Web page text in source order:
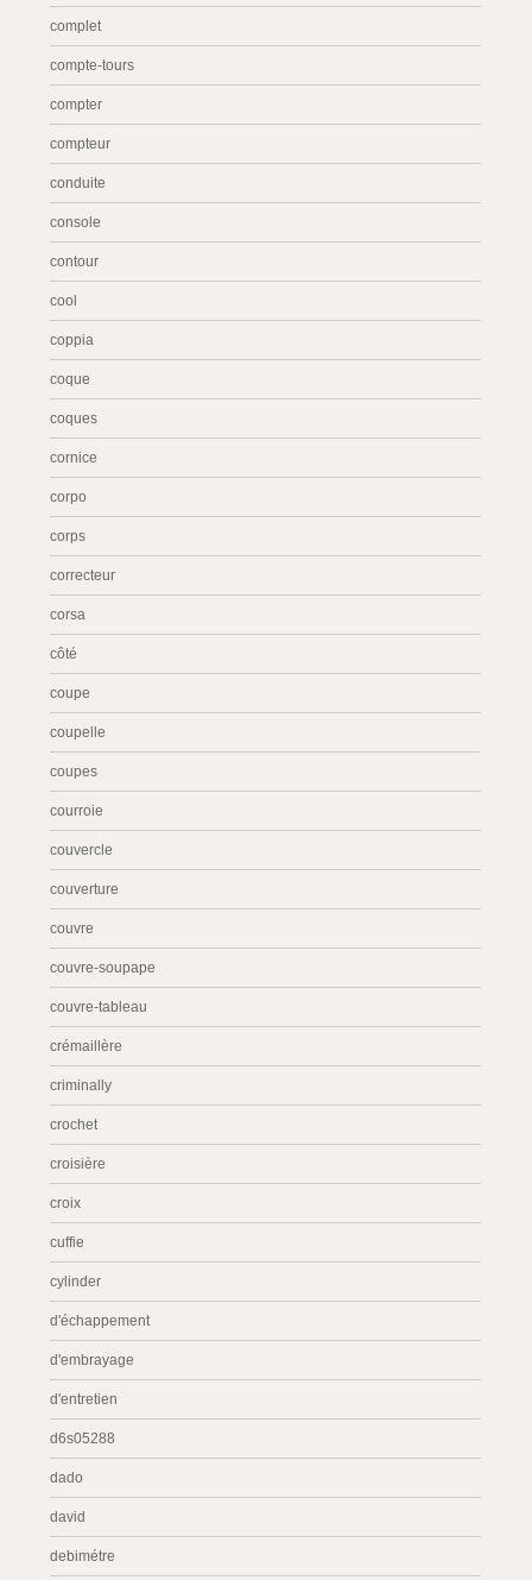
complet
compte-tours
compter
compteur
conduite
console
contour
cool
coppia
coque
coques
cornice
corpo
corps
correcteur
corsa
côté
coupe
coupelle
coupes
courroie
couvercle
couverture
couvre
couvre-soupape
couvre-tableau
crémaillère
criminally
crochet
croisière
croix
cuffie
cylinder
d'échappement
d'embrayage
d'entretien
d6s05288
dado
david
debimétre